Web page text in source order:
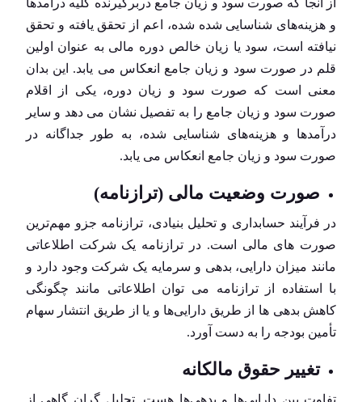
ﻭ هزینه‌های شناسایی شده ﺷﺪﻩ، ﺍﻋﻢ ﺍﺯ ﺗﺤﻘﻖ یافته ﻭ ﺗﺤﻘﻖ
نیافته ﺍﺳﺖ، ﺳﻮﺩ یا زیان ﺧﺎﻟﺺ ﺩﻭﺭﻩ مالی ﺑﻪ ﻋﻨﻮﺍﻥ اولین
ﻗﻠﻢ ﺩﺭ ﺻﻮﺭﺕ ﺳﻮﺩ ﻭ زیان ﺟﺎﻣﻊ انعکاس می یابد. این ﺑﺪﺍﻥ
معنی ﺍﺳﺖ که ﺻﻮﺭﺕ ﺳﻮﺩ ﻭ زیان ﺩﻭﺭﻩ، یکی ﺍﺯ ﺍﻗﻼﻡ
ﺻﻮﺭﺕ ﺳﻮﺩ ﻭ زیان ﺟﺎﻣﻊ ﺭﺍ ﺑﻪ تفصیل ﻧﺸﺎﻥ می دهد ﻭ سایر
ﺩﺭﺁﻣﺪﻫﺎ ﻭ هزینه‌های شناسایی ﺷﺪﻩ، به طور ﺟﺪﺍﮔﺎﻧﻪ ﺩﺭ
ﺻﻮﺭﺕ ﺳﻮﺩ ﻭ زیان ﺟﺎﻣﻊ انعکاس می یابد.
صورت وضعیت مالی (ترازنامه)
در فرآیند حسابداری و تحلیل بنیادی، ترازنامه جزو مهم‌ترین
صورت های مالی است. در ترازنامه یک شرکت اطلاعاتی
مانند میزان دارایی، بدهی و سرمایه یک شرکت وجود دارد و
با استفاده از ترازنامه می توان اطلاعاتی مانند چگونگی
کاهش بدهی ها از طریق دارایی‌ها و یا از طریق انتشار سهام
تأمین بودجه را به دست آورد.
تغییر حقوق مالکانه
تفاوت بین دارایی‌ها و بدهی‌ها هست. تحلیل گران گاهی از